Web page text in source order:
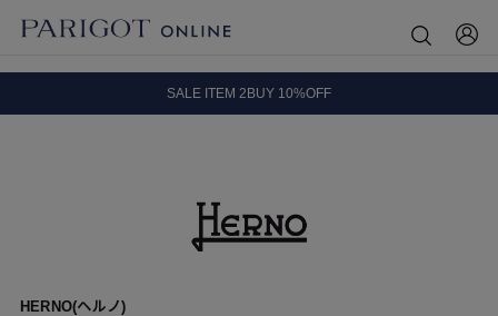
SALE ITEM 2BUY 10%OFF
HERNO(ヘルノ)